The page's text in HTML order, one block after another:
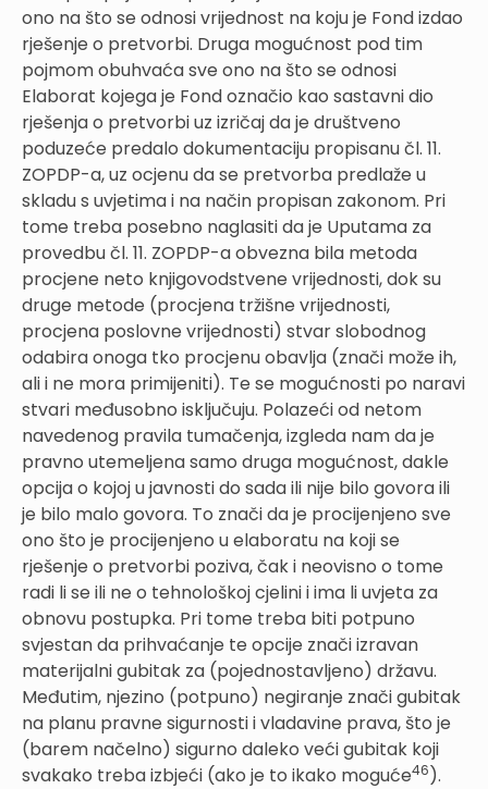
ono na što se odnosi vrijednost na koju je Fond izdao
rješenje o pretvorbi. Druga mogućnost pod tim
pojmom obuhvaća sve ono na što se odnosi
Elaborat kojega je Fond označio kao sastavni dio
rješenja o pretvorbi uz izričaj da je društveno
poduzeće predalo dokumentaciju propisanu čl. 11.
ZOPDP-a, uz ocjenu da se pretvorba predlaže u
skladu s uvjetima i na način propisan zakonom. Pri
tome treba posebno naglasiti da je Uputama za
provedbu čl. 11. ZOPDP-a obvezna bila metoda
procjene neto knjigovodstvene vrijednosti, dok su
druge metode (procjena tržišne vrijednosti,
procjena poslovne vrijednosti) stvar slobodnog
odabira onoga tko procjenu obavlja (znači može ih,
ali i ne mora primijeniti). Te se mogućnosti po naravi
stvari međusobno isključuju. Polazeći od netom
navedenog pravila tumačenja, izgleda nam da je
pravno utemeljena samo druga mogućnost, dakle
opcija o kojoj u javnosti do sada ili nije bilo govora ili
je bilo malo govora. To znači da je procijenjeno sve
ono što je procijenjeno u elaboratu na koji se
rješenje o pretvorbi poziva, čak i neovisno o tome
radi li se ili ne o tehnološkoj cjelini i ima li uvjeta za
obnovu postupka. Pri tome treba biti potpuno
svjestan da prihvaćanje te opcije znači izravan
materijalni gubitak za (pojednostavljeno) državu.
Međutim, njezino (potpuno) negiranje znači gubitak
na planu pravne sigurnosti i vladavine prava, što je
(barem načelno) sigurno daleko veći gubitak koji
svakako treba izbjeći (ako je to ikako moguće46).